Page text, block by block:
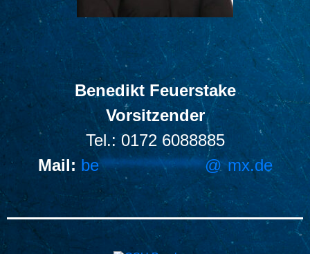
Benedikt Feuerstake
Vorsitzender
Tel.: 0172 6088885
Mail: be*****************@*mx.de